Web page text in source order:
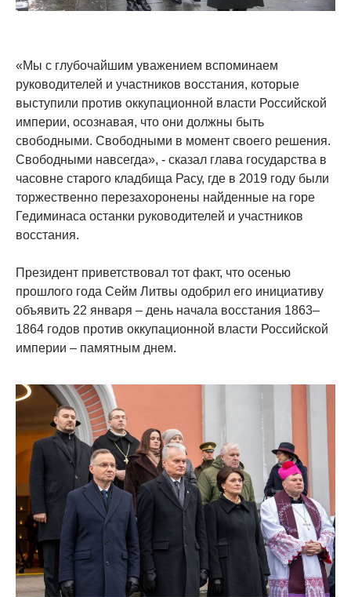
«Мы с глубочайшим уважением вспоминаем
руководителей и участников восстания, которые
выступили против оккупационной власти Российской
империи, осознавая, что они должны быть
свободными. Свободными в момент своего решения.
Свободными навсегда», - сказал глава государства в
часовне старого кладбища Расу, где в 2019 году были
торжественно перезахоронены найденные на горе
Гедиминаса останки руководителей и участников
восстания.
Президент приветствовал тот факт, что осенью
прошлого года Сейм Литвы одобрил его инициативу
объявить 22 января – день начала восстания 1863–
1864 годов против оккупационной власти Российской
империи – памятным днем.